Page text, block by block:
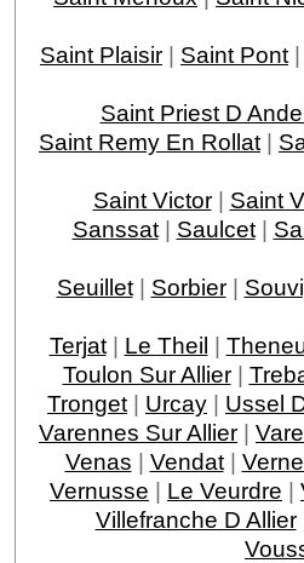
Saint Plaisir | Saint Pont |
Saint Priest D
Saint Remy En Rollat |
Saint Victor| Saint
Sanssat| Saulcet|
Seuillet| Sorbier|
Terjat| Le Theil |
Toulon Sur Allier|
Tronget | Urcay | Ussel
Varennes Sur Allier |
Venas | Vendat|
Vernusse | Le Veurdre |
Villefranche D Allier